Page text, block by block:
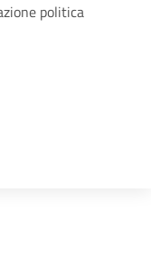
politica